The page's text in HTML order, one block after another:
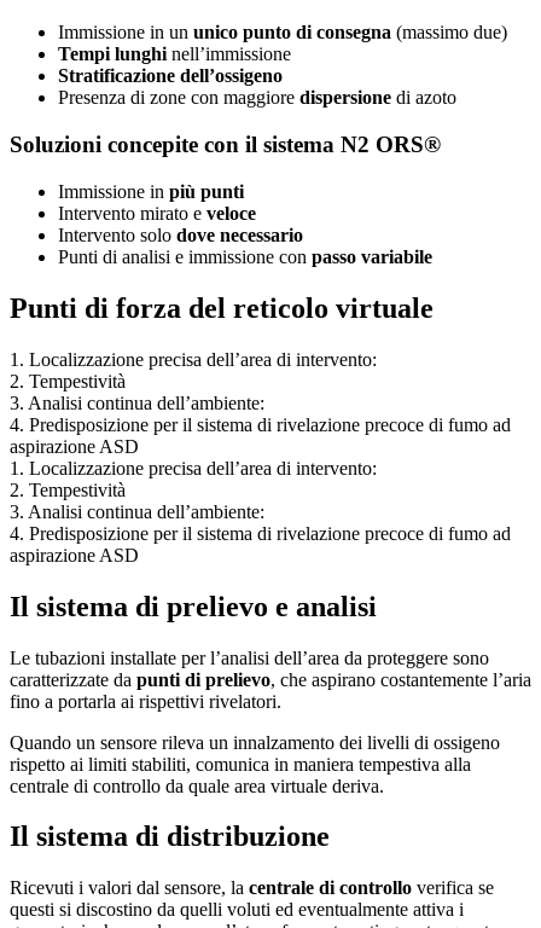
Immissione in un unico punto di consegna (massimo due)
Tempi lunghinell’immissione
Stratificazione dell’ossigeno
Presenza di zone con maggiore dispersione di azoto
Soluzioni concepite con il sistema N2 ORS®
Immissione in più punti
Intervento mirato e veloce
Intervento solo dove necessario
Punti di analisi e immissione con passo variabile
Punti di forza del reticolo virtuale
1. Localizzazione precisa dell’area di intervento:
2. Tempestività
3. Analisi continua dell’ambiente:
4. Predisposizione per il sistema di rivelazione precoce di fumo ad
aspirazione ASD
1. Localizzazione precisa dell’area di intervento:
2. Tempestività
3. Analisi continua dell’ambiente:
4. Predisposizione per il sistema di rivelazione precoce di fumo ad
aspirazione ASD
Il sistema di prelievo e analisi
Le tubazioni installate per l’analisi dell’area da proteggere sono
caratterizzate da punti di prelievo, che aspirano costantemente l’aria
fino a portarla ai rispettivi rivelatori.
Quando un sensore rileva un innalzamento dei livelli di ossigeno
rispetto ai limiti stabiliti, comunica in maniera tempestiva alla
centrale di controllo da quale area virtuale deriva.
Il sistema di distribuzione
Ricevuti i valori dal sensore, la centrale di controllo verifica se
questi si discostino da quelli voluti ed eventualmente attiva i